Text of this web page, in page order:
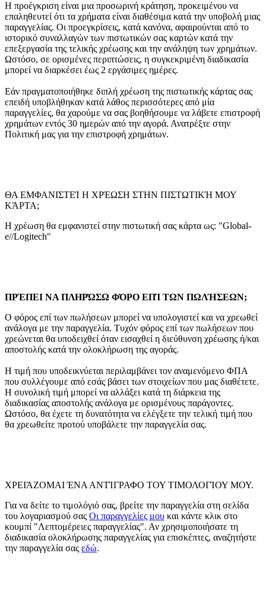
Η προέγκριση είναι μια προσωρινή κράτηση, προκειμένου να
επαληθευτεί ότι τα χρήματα είναι διαθέσιμα κατά την υποβολή μιας
παραγγελίας. Οι προεγκρίσεις, κατά κανόνα, αφαιρούνται από το
ιστορικό συναλλαγών των πιστωτικών σας καρτών κατά την
επεξεργασία της τελικής χρέωσης και την ανάληψη των χρημάτων.
Ωστόσο, σε ορισμένες περιπτώσεις, η συγκεκριμένη διαδικασία
μπορεί να διαρκέσει έως 2 εργάσιμες ημέρες.
Εάν πραγματοποιήθηκε διπλή χρέωση της πιστωτικής κάρτας σας
επειδή υποβλήθηκαν κατά λάθος περισσότερες από μία
παραγγελίες, θα χαρούμε να σας βοηθήσουμε να λάβετε επιστροφή
χρημάτων εντός 30 ημερών από την αγορά. Ανατρέξτε στην
Πολιτική μας για την επιστροφή χρημάτων.
ΘΑ ΕΜΦΑΝΙΣΤΕΊ Η ΧΡΈΩΣΗ ΣΤΗΝ ΠΙΣΤΩΤΙΚΉ ΜΟΥ
ΚΆΡΤΑ;
Η χρέωση θα εμφανιστεί στην πιστωτική σας κάρτα ως: "Global-
e//Logitech"
ΠΡΈΠΕΙ ΝΑ ΠΛΗΡΏΣΩ ΦΌΡΟ ΕΠΊ ΤΩΝ ΠΩΛΉΣΕΩΝ;
Ο φόρος επί των πωλήσεων μπορεί να υπολογιστεί και να χρεωθεί
ανάλογα με την παραγγελία. Τυχόν φόρος επί των πωλήσεων που
χρεώνεται θα υποδειχθεί όταν εισαχθεί η διεύθυνση χρέωσης ή/και
αποστολής κατά την ολοκλήρωση της αγοράς.
Η τιμή που υποδεικνύεται περιλαμβάνει τον αναμενόμενο ΦΠΑ
που συλλέγουμε από εσάς βάσει των στοιχείων που μας διαθέτετε.
Η συνολική τιμή μπορεί να αλλάξει κατά τη διάρκεια της
διαδικασίας αποστολής ανάλογα με ορισμένους παράγοντες.
Ωστόσο, θα έχετε τη δυνατότητα να ελέγξετε την τελική τιμή που
θα χρεωθείτε προτού υποβάλετε την παραγγελία σας.
ΧΡΕΙΆΖΟΜΑΙ ΈΝΑ ΑΝΤΊΓΡΑΦΟ ΤΟΥ ΤΙΜΟΛΟΓΊΟΥ ΜΟΥ.
Για να δείτε το τιμολόγιό σας, βρείτε την παραγγελία στη σελίδα
του λογαριασμού σας Οι παραγγελίες μου και κάντε κλικ στο
κουμπί "Λεπτομέρειες παραγγελίας". Αν χρησιμοποιήσατε τη
διαδικασία ολοκλήρωσης παραγγελίας για επισκέπτες, αναζητήστε
την παραγγελία σας εδώ.